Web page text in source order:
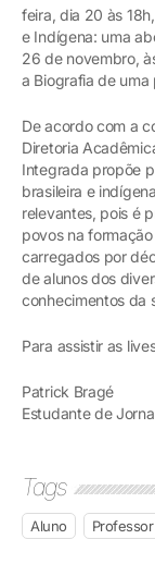
feira, dia 20 às
e Indígena: uma
26 de novembro,
a Biografia de uma
De acordo com a
Diretoria
Integrada propõe
brasileira e
relevantes, pois é
povos na
carregados por
de alunos dos
conhecimentos da
Para assistir as
Patrick Bragé
Estudante de
Tags
Aluno Professor